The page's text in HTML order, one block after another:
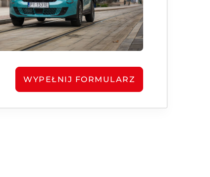
WYPEŁNIJ FORMULARZ